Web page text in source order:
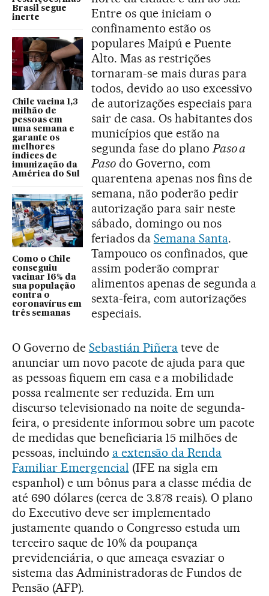
Brasil segue
inerte
Chile vacina 1,3
milhão de
pessoas em
uma semana e
garante os
melhores
índices de
imunização da
América do Sul
Como o Chile
conseguiu
vacinar 16% da
sua população
contra o
coronavírus em
três semanas
Entre os que iniciam o
confinamento estão os
populares Maipú e Puente
Alto. Mas as restrições
tornaram-se mais duras para
todos, devido ao uso excessivo
de autorizações especiais para
sair de casa. Os habitantes dos
municípios que estão na
segunda fase do planoPaso a
Pasodo Governo, com
quarentena apenas nos fins de
semana, não poderão pedir
autorização para sair neste
sábado, domingo ou nos
feriados da Semana Santa.
Tampouco os confinados, que
assim poderão comprar
alimentos apenas de segunda a
sexta-feira, com autorizações
especiais.
O Governo de Sebastián Piñera teve de
anunciar um novo pacote de ajuda para que
as pessoas fiquem em casa e a mobilidade
possa realmente ser reduzida. Em um
discurso televisionado na noite de segunda-
feira, o presidente informou sobre um pacote
de medidas que beneficiaria 15 milhões de
pessoas, incluindo a extensão da Renda
Familiar Emergencial (IFE na sigla em
espanhol) e um bônus para a classe média de
até 690 dólares (cerca de 3.878 reais). O plano
do Executivo deve ser implementado
justamente quando o Congresso estuda um
terceiro saque de 10% da poupança
previdenciária, o que ameaça esvaziar o
sistema das Administradoras de Fundos de
Pensão (AFP).